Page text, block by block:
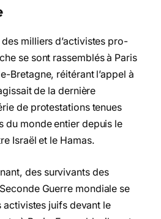
milliers d’activistes pro-
se sont rassemblés à Paris
Bretagne, réitérant l’appel à
de la dernière
de protestations tenues
du monde entier depuis le
Israël et le Hamas.
des survivants des
Guerre mondiale se
activistes juifs devant le